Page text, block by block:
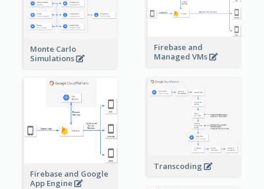
Firebase and
Managed VMs
Monte Carlo
Simulations
Firebase and Google
App Engine
Transcoding